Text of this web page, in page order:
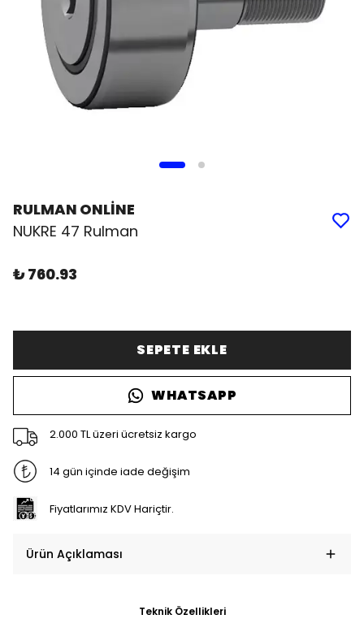
RULMAN ONLİNE
NUKRE 47 Rulman
₺ 760.93
SEPETE EKLE
WHATSAPP
2.000 TL üzeri ücretsiz kargo
14 gün içinde iade değişim
Fiyatlarımız KDV Hariçtir.
Ürün Açıklaması
Teknik Özellikleri